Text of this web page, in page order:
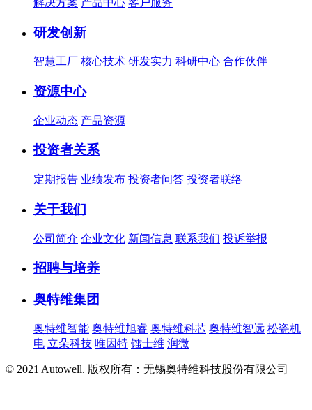
研发创新
智慧工厂 核心技术 研发实力 科研中心 合作伙伴
资源中心
企业动态 产品资源
投资者关系
定期报告 业绩发布 投资者问答 投资者联络
关于我们
公司简介 企业文化 新闻信息 联系我们 投诉举报
招聘与培养
奥特维集团
奥特维智能 奥特维旭睿 奥特维科芯 奥特维智远 松瓷机
电 立朵科技 唯因特 镭士维 润微
© 2021 Autowell. 版权所有：无锡奥特维科技股份有限公司